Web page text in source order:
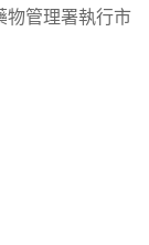
物管理署執行市